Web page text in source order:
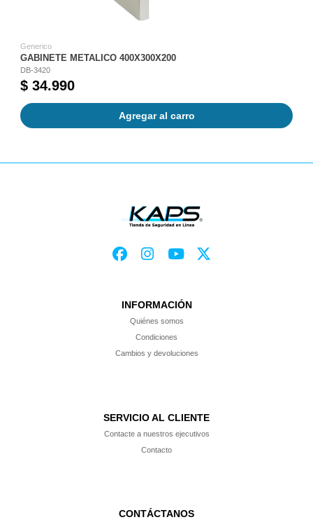
Generico
GABINETE METALICO 400X300X200
DB-3420
$ 34.990
Agregar al carro
GABINETE DE SIRENA METALICO
INFORMACIÓN
Quiénes somos
Condiciones
Cambios y devoluciones
SERVICIO AL CLIENTE
Contacte a nuestros ejecutivos
Contacto
CONTÁCTANOS